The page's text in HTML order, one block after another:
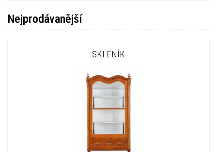
Nejprodávanější
SKLENÍK